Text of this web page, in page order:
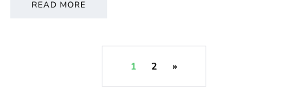
READ MORE
1 2 »